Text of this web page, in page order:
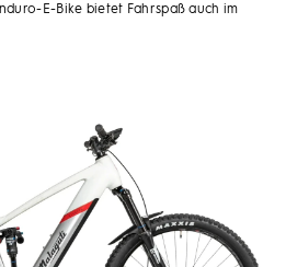
E-Bike bietet Fahrspaß auch im